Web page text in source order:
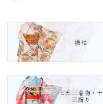
振袖
七五三着物・十
三詣り